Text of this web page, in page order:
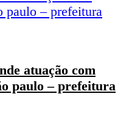
atuação com
paulo – prefeitura